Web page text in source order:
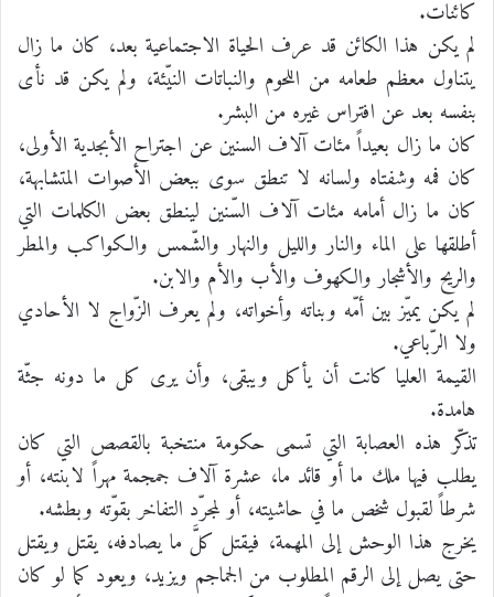
كائنات.
لم يكن هذا الكائن قد عرف الحياة الاجتماعية بعد، كان ما زال
يتناول معظم طعامه من اللحوم والنباتات النيّئة، ولم يكن قد نأى
بنفسه بعد عن افتراس غيره من البشر.
كان ما زال بعيداً مئات آلاف السنين عن اجتراح الأبجدية الأولى،
كان فمه وشفتاه ولسانه لا تنطق سوى ببعض الأصوات المتشابهة،
كان ما زال أمامه مئات آلاف السّنين لينطق بعض الكلمات التي
أطلقها على الماء والنار والليل والنهار والشّمس والكواكب والمطر
والريح والأشجار والكهوف والأب والأم والابن.
لم يكن يميّز بين أمّه وبناته وأخواته، ولم يعرف الزّواج لا الأحادي
ولا الرّباعي.
القيمة العليا كانت أن يأكل ويبقى، وأن يرى كل ما دونه جثّة
هامدة.
تذكّر هذه العصابة التي تسمى حكومة منتخبة بالقصص التي كان
يطلب فيها ملك ما أو قائد ما، عشرة آلاف جمجمة مهراً لابنته، أو
شرطاً لقبول شخص ما في حاشيته، أو لمجرّد التفاخر بقوّته وبطشه.
يخرج هذا الوحش إلى المهمة، فيقتل كلَّ ما يصادفه، يقتل ويقتل
حتى يصل إلى الرقم المطلوب من الجماجم ويزيد، ويعود كما لو كان